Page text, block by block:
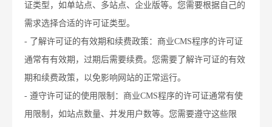
证类型，如单站点、多站点、企业版等。您需要根据自己的
需求选择合适的许可证类型。
- 了解许可证的有效期和续费政策：商业CMS程序的许可证
通常有有效期，过期后需要续费。您需要了解许可证的有效
期和续费政策，以免影响网站的正常运行。
- 遵守许可证的使用限制：商业CMS程序的许可证通常有使
用限制，如站点数量、并发用户数等。您需要遵守这些限